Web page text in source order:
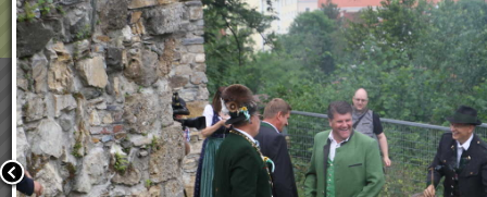
DUATHLON 2026
POOLKALENDER
Wir verwenden Cookies, um unsere Webseite für Sie
benutzerfreundlich zu gestalten. Wenn Sie fortfahren,
an, dass Sie mit der Verwendung von Cookies auf
einverstanden sind.
Weitere Informationen:
Datenschutzerklärung/Cookie-